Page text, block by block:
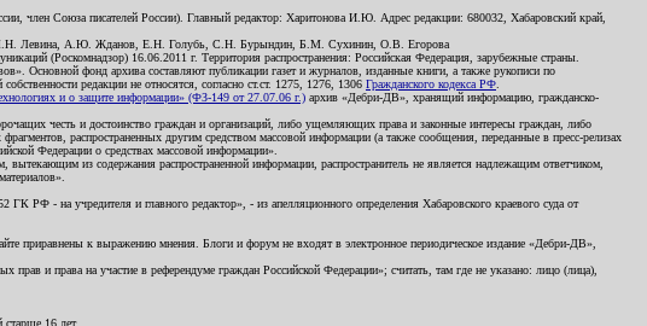
член Союза писателей России). Главный редактор: Харитонова И.Ю. Адрес редакции: 680032, Хабаровский край,
Л.Н. Левина, А.Ю. Жданов, Е.Н. Голубь, С.Н. Бурындин, Б.М. Сухинин, О.В. Егорова
(Роскомнадзор) 16.06.2011 г. Территория распространения: Российская Федерация, зарубежные страны.
Основной фонд архива составляют публикации газет и журналов, изданные книги, а также рукописи по
редакции не относятся, согласно ст.ст. 1275, 1276, 1306 Гражданского кодекса РФ
и о защите информации» (ФЗ-149 от 27.07.06 г.) архив «Дебри-ДВ», хранящий информацию, гражданско-
честь и достоинство граждан и организаций, либо ущемляющих права и законные интересы граждан, либо
распространенных другим средством массовой информации (а также сообщения, переданные в пресс-релизах
Федерации о средствах массовой информации».
из содержания распространенной информации, распространитель не является надлежащим ответчиком,
РФ - на учредителя и главного редактор», - из апелляционного определения Хабаровского краевого суда от
приравнены к выражению мнения. Блоги и форум не входят в электронное периодическое издание «Дебри-ДВ»,
и права на участие в референдуме граждан Российской Федерации»; считать, там где не указано: лицо (лица),
16 лет.